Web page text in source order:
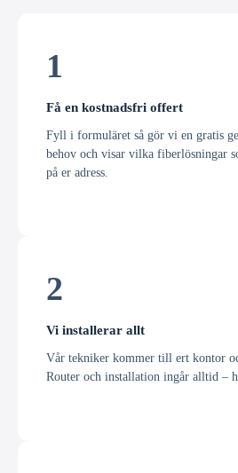
1
Få en kostnadsfri offert
Fyll i formuläret så gör vi en gratis
behov och visar vilka fiberlösningar
på er adress.
2
Vi installerar allt
Vår tekniker kommer till ert kontor
Router och installation ingår alltid –